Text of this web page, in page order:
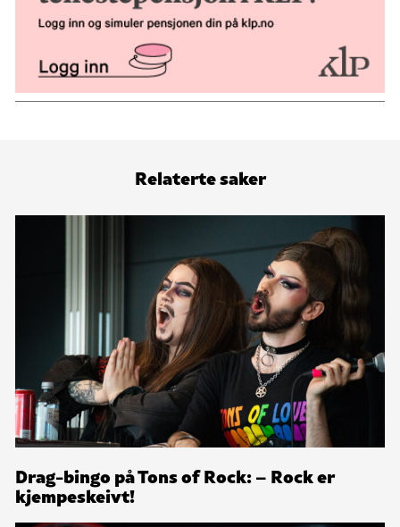
Relaterte saker
Drag-bingo på Tons of Rock: – Rock er
kjempeskeivt!